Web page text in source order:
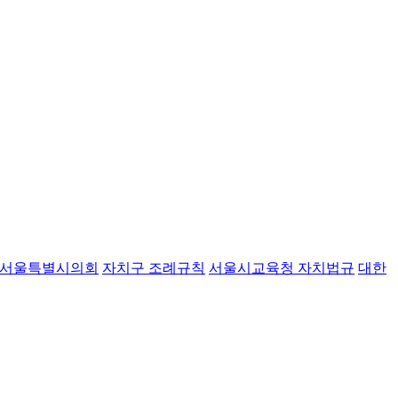
서울특별시의회 자치구 조례규칙 서울시교육청 자치법규 대한